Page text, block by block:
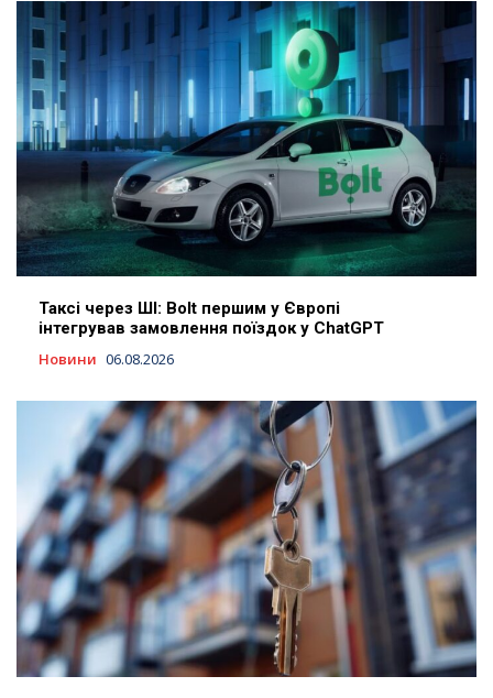
Таксі через ШІ: Bolt першим у Європі
інтегрував замовлення поїздок у ChatGPT
Новини 06.08.2026